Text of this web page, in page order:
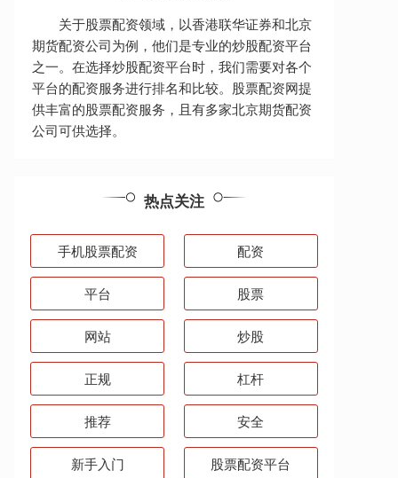
关于股票配资领域，以香港联华证券和北京
期货配资公司为例，他们是专业的炒股配资平台
之一。在选择炒股配资平台时，我们需要对各个
平台的配资服务进行排名和比较。股票配资网提
供丰富的股票配资服务，且有多家北京期货配资
公司可供选择。
热点关注
手机股票配资 配资
平台 股票
网站 炒股
正规 杠杆
推荐 安全
新手入门 股票配资平台